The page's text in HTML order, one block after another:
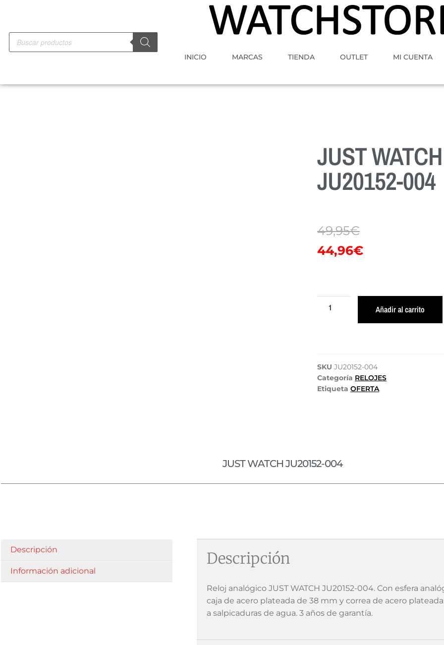
INICIO MARCAS TIENDA OUTLET MI CUENTA
JUST WATCH
JU20152-004
49,95€
44,96€
Añadir al carrito
SKU JU20152-004
Categoría RELOJES
Etiqueta OFERTA
JUST WATCH JU20152-004
Descripción
Información adicional
Descripción
Reloj analógico JUST WATCH JU20152-004. Con esfera
caja de acero plateada de 38 mm y correa de acero
a salpicaduras de agua. 3 años de garantía.